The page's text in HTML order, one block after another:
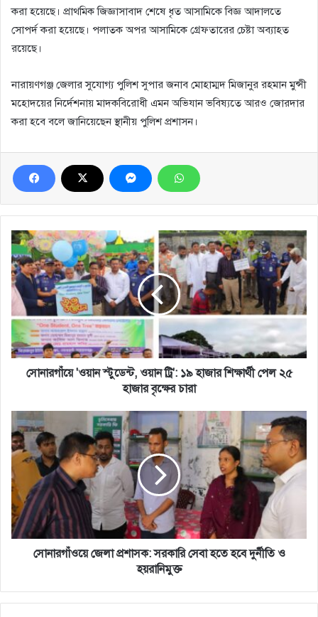
করা হয়েছে। প্রাথমিক জিজ্ঞাসাবাদ শেষে ধৃত আসামিকে বিজ্ঞ আদালতে
সোপর্দ করা হয়েছে। পলাতক অপর আসামিকে গ্রেফতারের চেষ্টা অব্যাহত
রয়েছে।
​নারায়ণগঞ্জ জেলার সুযোগ্য পুলিশ সুপার জনাব মোহাম্মদ মিজানুর রহমান মুন্সী
মহোদয়ের নির্দেশনায় মাদকবিরোধী এমন অভিযান ভবিষ্যতে আরও জোরদার
করা হবে বলে জানিয়েছেন স্থানীয় পুলিশ প্রশাসন।
সোনারগাঁয়ে
'ওয়ান
স্টুডেন্ট,
ওয়ান
ট্রি':
হাজার
শিক্ষার্থী
পেল
সোনারগাঁয়ে 'ওয়ান স্টুডেন্ট, ওয়ান ট্রি': ১৯ হাজার শিক্ষার্থী পেল ২৫
হাজার বৃক্ষের চারা
সোনারগাঁওয়ে
জেলা
প্রশাসক:
সরকারি
সেবা
হতে
হবে
দুর্নীতি
ও
হয়রানিমুক্তসোনারগাঁওয়ে জেলা প্রশাসক: সরকারি সেবা হতে হবে দুর্নীতি ও
হয়রানিমুক্ত